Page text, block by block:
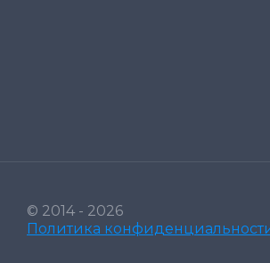
© 2014 - 2026
Политика